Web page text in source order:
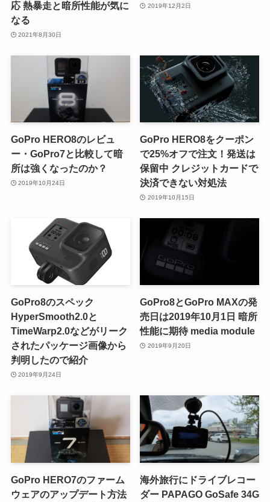
応 熱暴走と暗所性能が気に
なる
2021年8月30日
2019年12月2日
GoPro HERO8のレビュ
ー・GoPro7と比較して暗
所は強くなったのか？
2019年10月24日
GoPro HERO8をクーポン
で25%オフで注文！発送は
保留中 クレジットカードで
決済できない対処法
2019年10月15日
GoPro8のスペック
HyperSmooth2.0と
TimeWarp2.0などがリーク
されたパッケージ画像から
判明したので紹介
2019年9月24日
GoPro8とGoPro MAXの発
売日は2019年10月1日 暗所
性能に期待 media module
2019年9月20日
GoPro HERO7のファーム
ウェアのアップデート方法
海外旅行にドライブレコー
ダー PAPAGO GoSafe 34G